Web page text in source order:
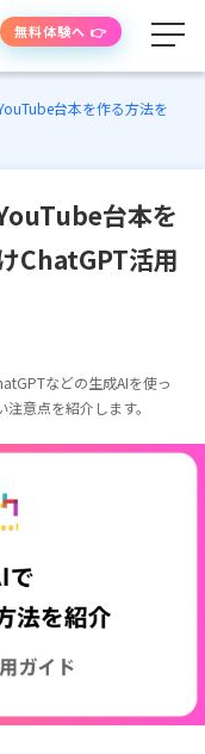
無料体験へ 👉
台本を作る方法を
台本を
ChatGPT活用
などの生成AIを使っ
意点を紹介します。